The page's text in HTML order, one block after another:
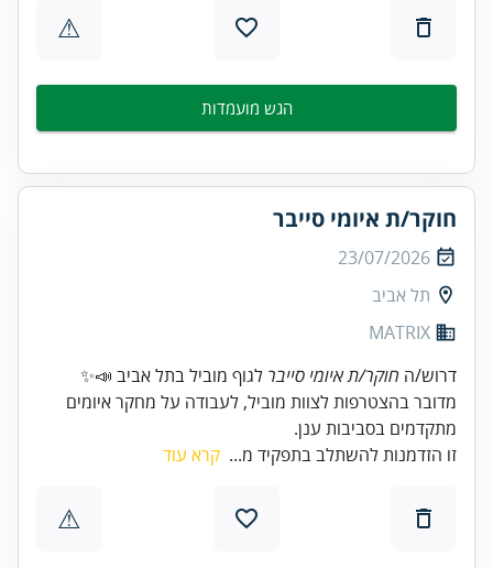
⚠
הגש מועמדות
חוקר/ת איומי סייבר
23/07/2026
תל אביב
MATRIX
דרוש/ה חוקר/ת איומי סייבר
מדובר בהצטרפות לצוות מוביל, לעבודה על מחקר איומים
מתקדמים בסביבות ענן.
זו הזדמנות להשתלב בתפקיד מ... קרא עוד
⚠